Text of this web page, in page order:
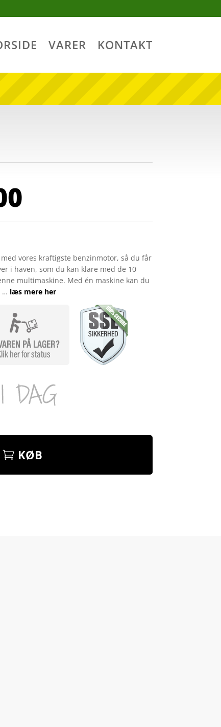
VARER KONTAKT
med vores kraftigste benzinmotor, så du får
i haven, som du kan klare med de 10
multimaskine. Med én maskine kan du
… læs mere her
KØB